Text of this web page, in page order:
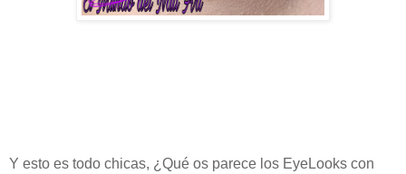
Y esto es todo chicas, ¿Qué os parece los EyeLooks con